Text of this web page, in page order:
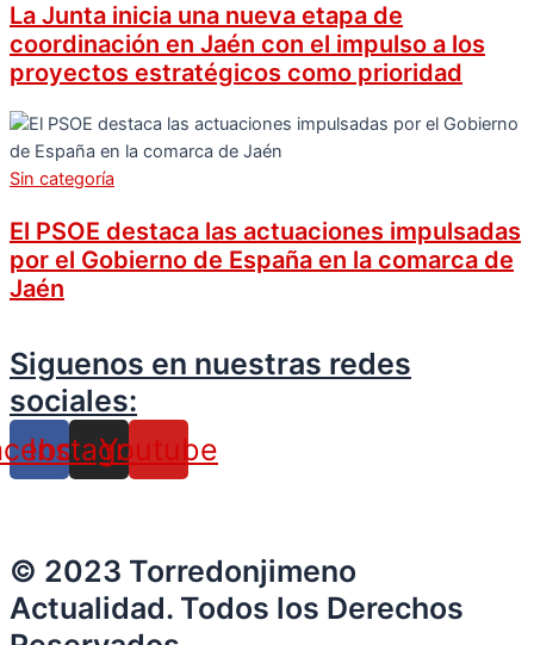
La Junta inicia una nueva etapa de
coordinación en Jaén con el impulso a los
proyectos estratégicos como prioridad
Sin categoría
El PSOE destaca las actuaciones impulsadas
por el Gobierno de España en la comarca de
Jaén
Siguenos en nuestras redes
sociales:
Instagram
Youtube
© 2023 Torredonjimeno
Actualidad. Todos los Derechos